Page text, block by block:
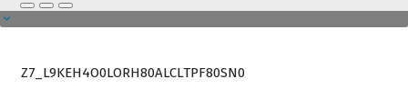
Z7_L9KEH4O0LORH80ALCLTPF80SN0